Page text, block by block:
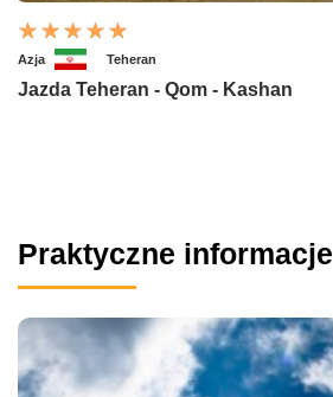
Azja Teheran
Jazda Teheran - Qom - Kashan
Praktyczne informacje